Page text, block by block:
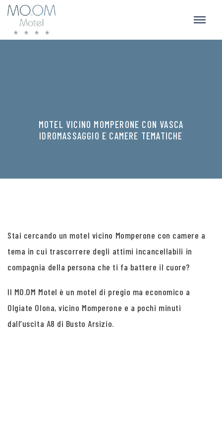
MOTEL VICINO MOMPERONE CON VASCA
IDROMASSAGGIO E CAMERE TEMATICHE
Stai cercando un motel vicino Momperone con camere a
tema in cui trascorrere degli attimi incancellabili in
compagnia della persona che ti fa battere il cuore?
Il MO.OM Motel è un motel di pregio ma economico a
Olgiate Olona, vicino Momperone e a pochi minuti
dall’uscita A8 di Busto Arsizio.